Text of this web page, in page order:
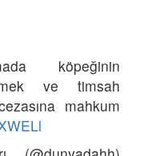
köpeğinin
ve timsah
mahkum